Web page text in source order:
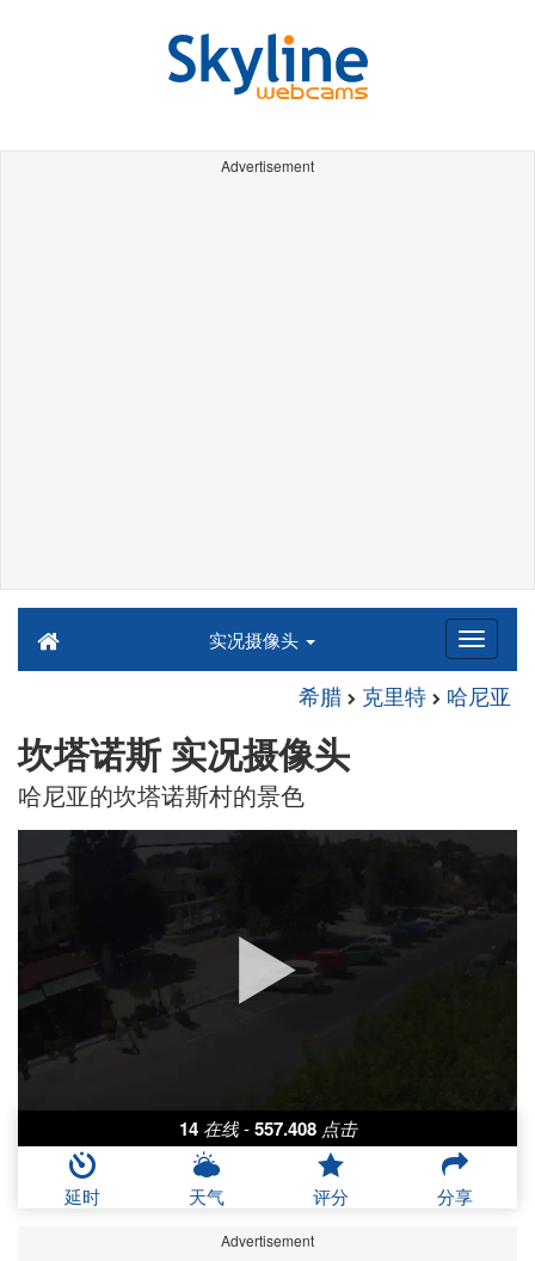
Advertisement
实况摄像头
希腊 克里特 哈尼亚
坎塔诺斯 实况摄像头
哈尼亚的坎塔诺斯村的景色
14 在线 - 557.408 点击
延时 天气 评分 分享
Advertisement